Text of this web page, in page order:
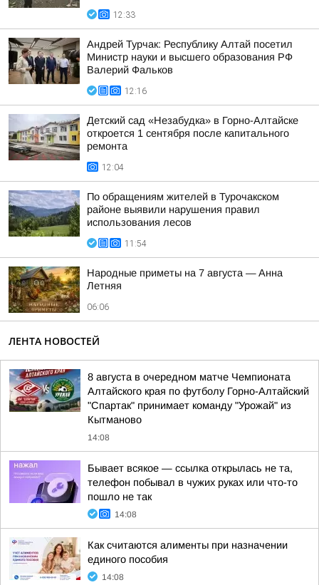
12:33
Андрей Турчак: Республику Алтай посетил
Министр науки и высшего образования РФ
Валерий Фальков
12:16
Детский сад «Незабудка» в Горно-Алтайске
откроется 1 сентября после капитального
ремонта
12:04
По обращениям жителей в Турочакском
районе выявили нарушения правил
использования лесов
11:54
Hapoдныe пpимeты нa 7 aвгуcтa — Aннa
Лeтняя
06:06
ЛЕНТА НОВОСТЕЙ
8 августа в очередном матче Чемпионата
Алтайского края по футболу Горно-Алтайский
"Спартак" принимает команду "Урожай" из
Кытманово
14:08
Бывает всякое — ссылка открылась не та,
телефон побывал в чужих руках или что-то
пошло не так
14:08
Как считаются алименты при назначении
единого пособия
14:08